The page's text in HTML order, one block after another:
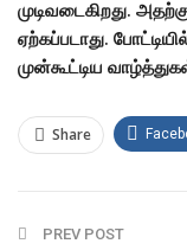
முடிவடைகிறது.
ஏற்கப்படாது.
முன்கூட்டிய
Share
PREV POST